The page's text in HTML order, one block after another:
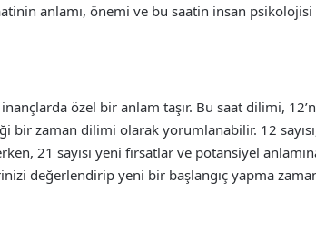
anlamı, önemi ve bu saatin insan
özel bir anlam taşır. Bu saat dilimi,
bir zaman dilimi olarak yorumlanabilir. 12
21 sayısı yeni fırsatlar ve potansiyel
değerlendirip yeni bir başlangıç yapma